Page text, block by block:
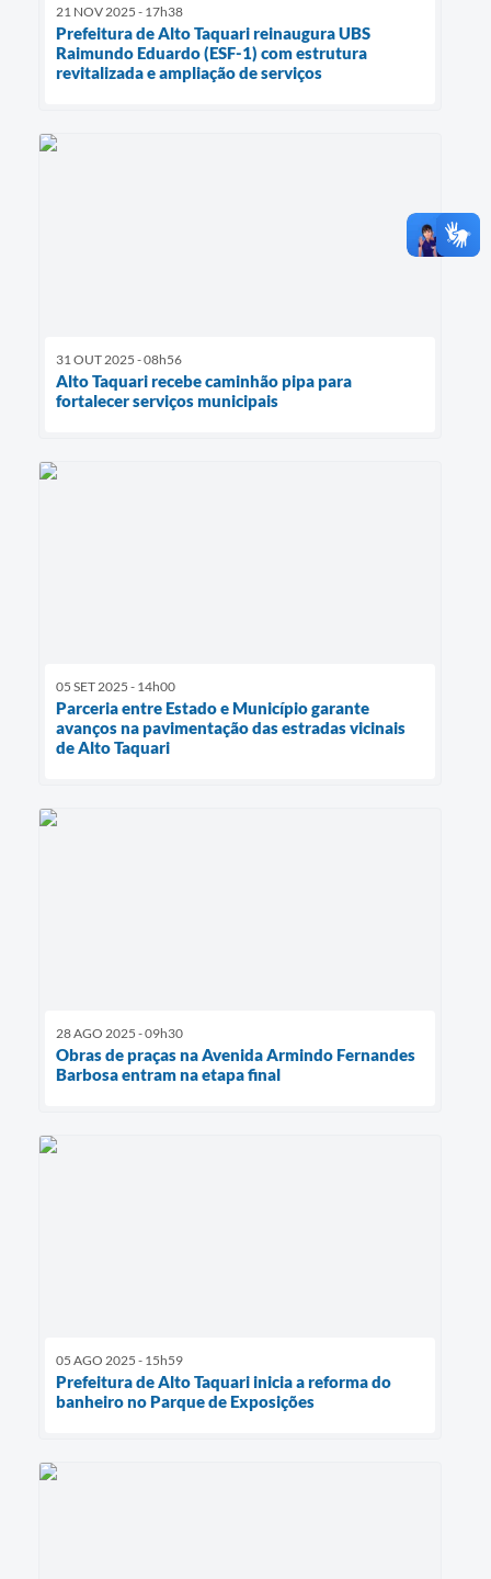
21 NOV 2025 - 17h38
Prefeitura de Alto Taquari reinaugura UBS
Raimundo Eduardo (ESF-1) com estrutura
revitalizada e ampliação de serviços
31 OUT 2025 - 08h56
Alto Taquari recebe caminhão pipa para
fortalecer serviços municipais
05 SET 2025 - 14h00
Parceria entre Estado e Município garante
avanços na pavimentação das estradas vicinais
de Alto Taquari
28 AGO 2025 - 09h30
Obras de praças na Avenida Armindo Fernandes
Barbosa entram na etapa final
05 AGO 2025 - 15h59
Prefeitura de Alto Taquari inicia a reforma do
banheiro no Parque de Exposições